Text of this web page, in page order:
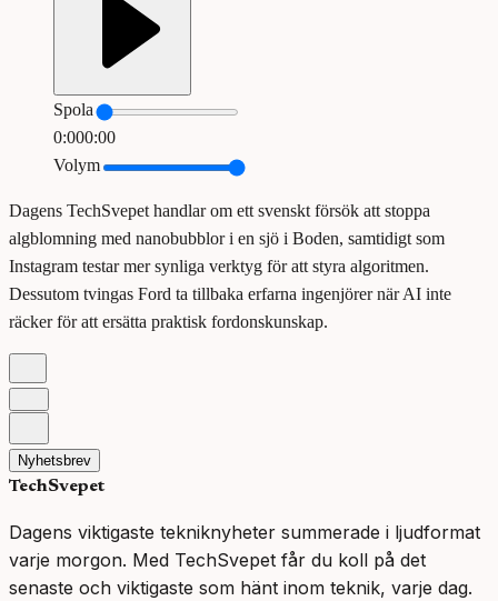
Spola
0:000:00
Volym
Dagens TechSvepet handlar om ett svenskt försök att stoppa
algblomning med nanobubblor i en sjö i Boden, samtidigt som
Instagram testar mer synliga verktyg för att styra algoritmen.
Dessutom tvingas Ford ta tillbaka erfarna ingenjörer när AI inte
räcker för att ersätta praktisk fordonskunskap.
Nyhetsbrev
TechSvepet
Dagens viktigaste tekniknyheter summerade i ljudformat
varje morgon. Med TechSvepet får du koll på det
senaste och viktigaste som hänt inom teknik, varje dag.